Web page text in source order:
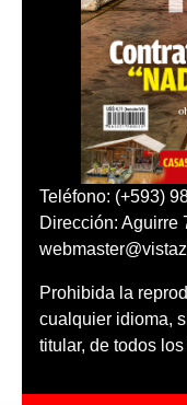
Teléfono: (+593)
Dirección: Aguirre
Prohibida la
cualquier idioma,
titular, de todos